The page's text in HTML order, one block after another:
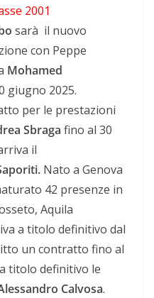
2001
sarà il nuovo
con Peppe
Mohamed
giugno 2025.
per le prestazioni
Sbraga fino al 30
il
Nato a Genova
42 presenze in
Aquila
a titolo definitivo dal
un contratto fino al
titolo definitivo le
Calvosa.